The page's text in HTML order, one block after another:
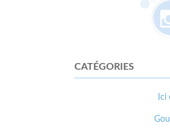
CATÉGORIES
Ici